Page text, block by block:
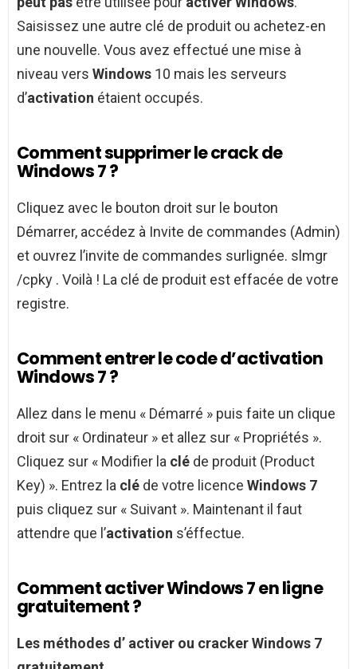
Saisissez une autre clé de produit ou achetez-en
une nouvelle. Vous avez effectué une mise à
niveau vers Windows 10 mais les serveurs
d’activation étaient occupés.
Comment supprimer le crack de
Windows 7 ?
Cliquez avec le bouton droit sur le bouton
Démarrer, accédez à Invite de commandes (Admin)
et ouvrez l’invite de commandes surlignée. slmgr
/cpky . Voilà ! La clé de produit est effacée de votre
registre.
Comment entrer le code d’activation
Windows 7 ?
Allez dans le menu « Démarré » puis faite un clique
droit sur « Ordinateur » et allez sur « Propriétés ».
Cliquez sur « Modifier la clé de produit (Product
Key) ». Entrez la clé de votre licence Windows 7
puis cliquez sur « Suivant ». Maintenant il faut
attendre que l’activation s’éffectue.
Comment activer Windows 7 en ligne
gratuitement ?
Les méthodes d’ activer ou crackerWindows 7